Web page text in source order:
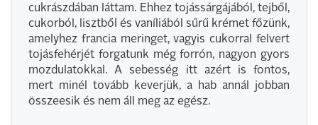
cukrászdában láttam. Ehhez tojássárgájából, tejből,
cukorból, lisztből és vaníliából sűrű krémet főzünk,
amelyhez francia meringet, vagyis cukorral felvert
tojásfehérjét forgatunk még forrón, nagyon gyors
mozdulatokkal. A sebesség itt azért is fontos,
mert minél tovább keverjük, a hab annál jobban
összeesik és nem áll meg az egész.